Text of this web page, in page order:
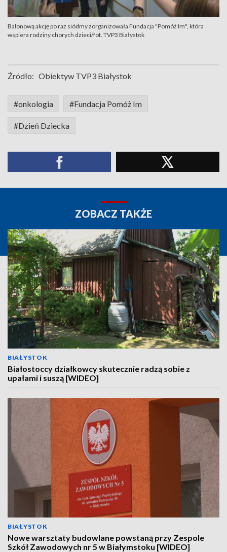
Balonową akcję po raz siódmy zorganizowała Fundacja "Pomóż Im", która
wspiera rodziny chorych dzieci/fot. TVP3 Białystok
Źródło: Obiektyw TVP3 Białystok
#onkologia #Fundacja Pomóż Im
#Dzień Dziecka
ZOBACZ TAKŻE
BIAŁYSTOK
Białostoccy działkowcy skutecznie radzą sobie z
upałami i suszą [WIDEO]
BIAŁYSTOK
Nowe warsztaty budowlane powstaną przy Zespole
Szkół Zawodowych nr 5 w Białymstoku [WIDEO]